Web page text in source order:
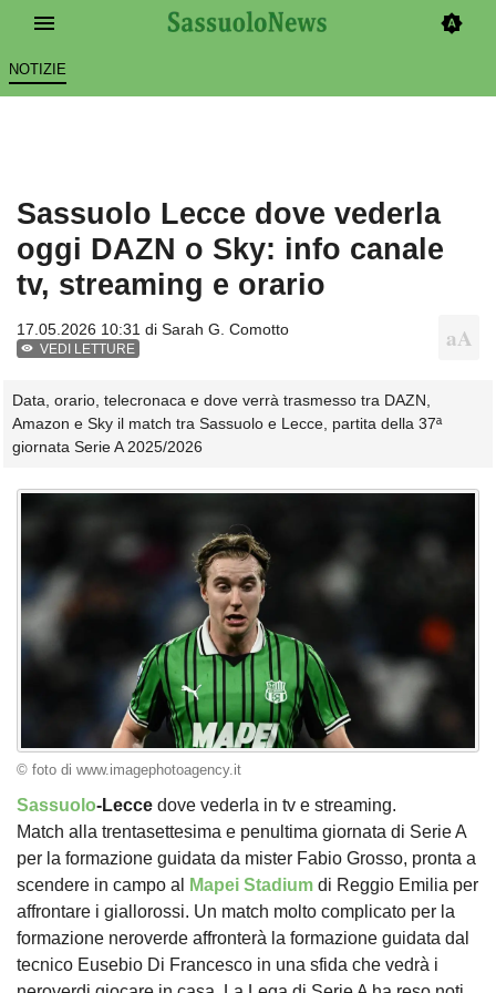
NOTIZIE
Sassuolo Lecce dove vederla
oggi DAZN o Sky: info canale
tv, streaming e orario
17.05.2026 10:31 di Sarah G. Comotto
VEDI LETTURE
Data, orario, telecronaca e dove verrà trasmesso tra DAZN,
Amazon e Sky il match tra Sassuolo e Lecce, partita della 37ª
giornata Serie A 2025/2026
© foto di www.imagephotoagency.it
Sassuolo-Lecce dove vederla in tv e streaming.
Match alla trentasettesima e penultima giornata di Serie A
per la formazione guidata da mister Fabio Grosso, pronta a
scendere in campo al
Mapei Stadium di Reggio Emilia per
affrontare i giallorossi. Un match molto complicato per la
formazione neroverde affronterà la formazione guidata dal
tecnico Eusebio Di Francesco in una sfida che vedrà i